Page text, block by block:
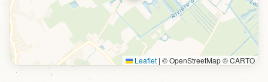
Leaflet | © OpenStreetMap © CARTO